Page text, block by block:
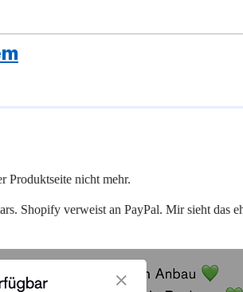
Produktseite nicht mehr.
Shopify verweist an PayPal. Mir sieht das